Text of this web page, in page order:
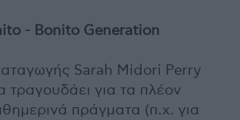
- Bonito Generation
Sarah Midori Perry
τραγουδάει για τα πλέον
πράγματα (π.χ. για